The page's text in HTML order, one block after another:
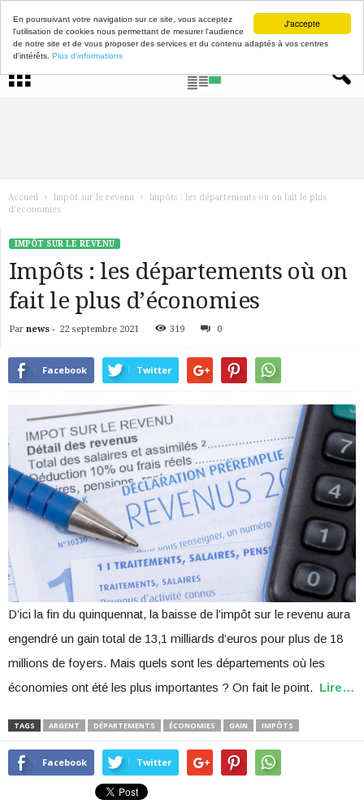
J'accepte
En poursuivant votre navigation sur ce site, vous acceptez
l'utilisation de cookies nous permettant de mesurer l'audience
de notre site et de vous proposer des services et du contenu adaptés à vos centres
d'intérêts. Plus d'informations
Accueil Impôt sur le revenu
Impôts : les départements où on fait le plus
d’économies
IMPÔT SUR LE REVENU
Impôts : les départements où on
fait le plus d’économies
Par news - 22 septembre 2021 319 0
Facebook Twitter
D’ici la fin du quinquennat, la baisse de l’impôt sur le revenu aura
engendré un gain total de 13,1 milliards d’euros pour plus de 18
millions de foyers. Mais quels sont les départements où les
économies ont été les plus importantes ? On fait le point. Lire…
TAGS ARGENT DÉPARTEMENTS ÉCONOMIES GAIN IMPÔTS
Facebook Twitter